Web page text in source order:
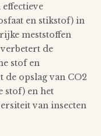
en stikstof) in
meststoffen
de
stof en
opslag van CO2
stof) en het
van insecten